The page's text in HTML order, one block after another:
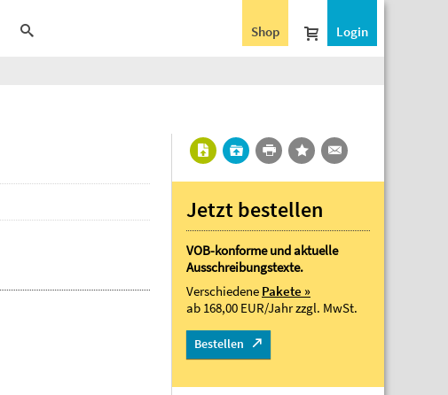
Login
Shop
Jetzt bestellen
VOB-konforme und aktuelle
Ausschreibungstexte.
Verschiedene Pakete »
ab 168,00 EUR/Jahrzzgl. MwSt.
Bestellen